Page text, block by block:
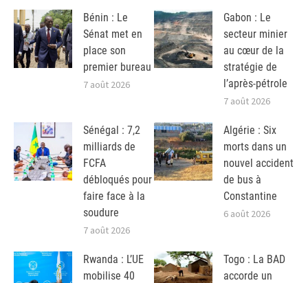
Bénin : Le
Sénat met en
place son
premier bureau
7 août 2026
Gabon : Le
secteur minier
au cœur de la
stratégie de
l’après-pétrole
7 août 2026
Sénégal : 7,2
milliards de
FCFA
débloqués pour
faire face à la
soudure
7 août 2026
Algérie : Six
morts dans un
nouvel accident
de bus à
Constantine
6 août 2026
Rwanda : L’UE
mobilise 40
Togo : La BAD
accorde un